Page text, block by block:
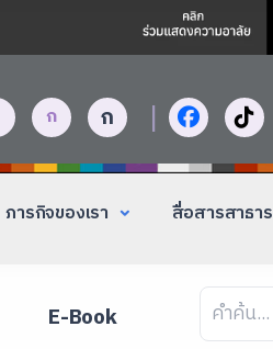
ก ก |
ภารกิจของเรา สื่อสารสาธา
E-Book